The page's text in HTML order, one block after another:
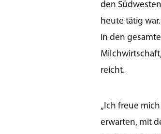
den
heute tätig
in den
reicht.
„Ich freue
erwarten, mit